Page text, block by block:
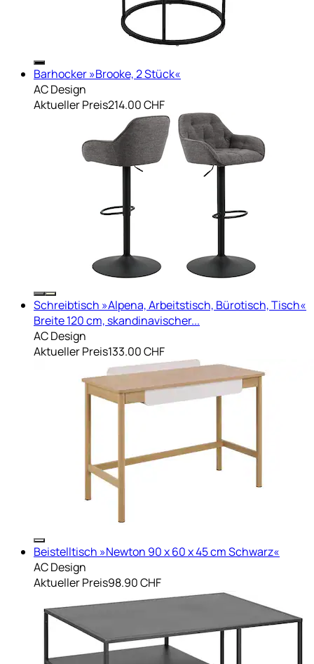
Barhocker »Brooke, 2 Stück«
AC Design
Aktueller Preis214.00 CHF
Schreibtisch »Alpena, Arbeitstisch, Bürotisch, Tisch«
Breite 120 cm, skandinavischer...
AC Design
Aktueller Preis133.00 CHF
Beistelltisch »Newton 90 x 60 x 45 cm Schwarz«
AC Design
Aktueller Preis98.90 CHF